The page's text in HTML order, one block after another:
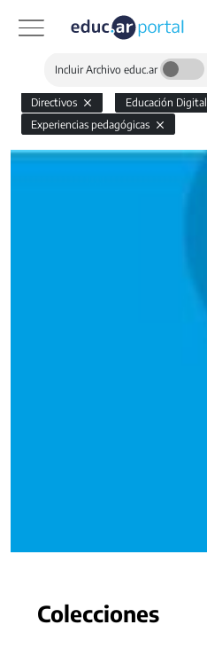
Incluir Archivo educ.ar
Directivos
Educación Digital
Experiencias pedagógicas
Colecciones